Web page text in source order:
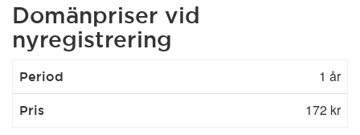
Domänpriser vid
nyregistrering
Period 1 år
Pris 172 kr